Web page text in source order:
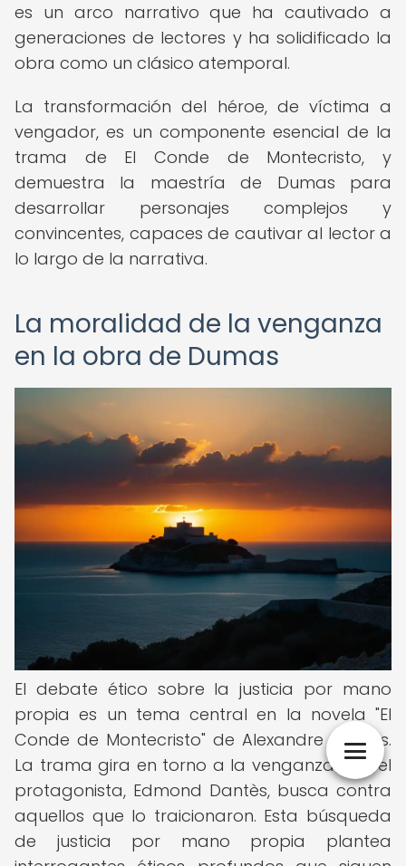
es un arco narrativo que ha cautivado a
generaciones de lectores y ha solidificado la
obra como un clásico atemporal.
La transformación del héroe, de víctima a
vengador, es un componente esencial de la
trama de El Conde de Montecristo, y
demuestra la maestría de Dumas para
desarrollar personajes complejos y
convincentes, capaces de cautivar al lector a
lo largo de la narrativa.
La moralidad de la venganza
en la obra de Dumas
El debate ético sobre la justicia por mano
propia es un tema central en la novela "El
Conde de Montecristo" de Alexandre Dumas.
La trama gira en torno a la venganza que el
protagonista, Edmond Dantès, busca contra
aquellos que lo traicionaron. Esta búsqueda
de justicia por mano propia plantea